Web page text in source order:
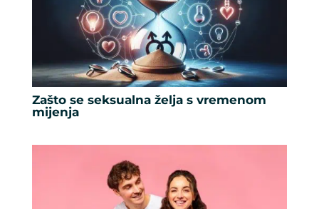
Zašto se seksualna želja s vremenom
mijenja